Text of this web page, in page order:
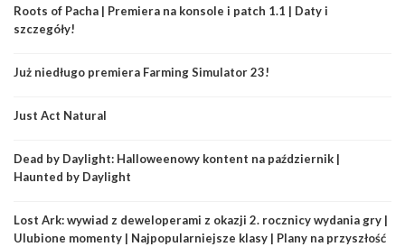
Roots of Pacha | Premiera na konsole i patch 1.1 | Daty i
szczegóły!
Już niedługo premiera Farming Simulator 23!
Just Act Natural
Dead by Daylight: Halloweenowy kontent na październik |
Haunted by Daylight
Lost Ark: wywiad z deweloperami z okazji 2. rocznicy wydania gry |
Ulubione momenty | Najpopularniejsze klasy | Plany na przyszłość